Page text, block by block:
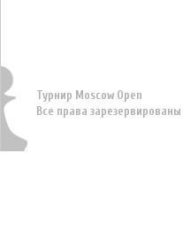
Турнир Moscow Open
Все права